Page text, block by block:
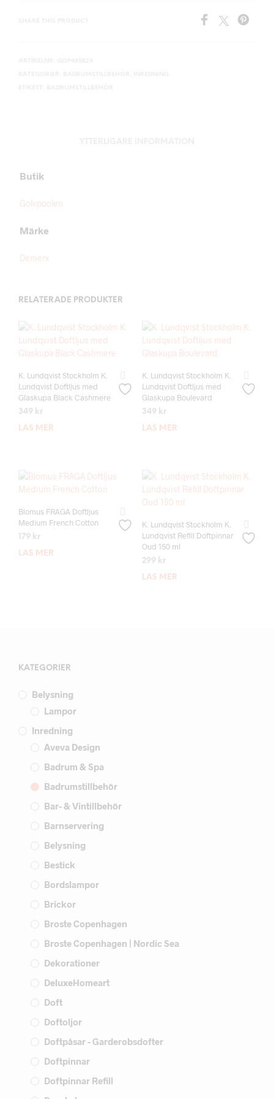
Butik
Golvpoolen
Märke
Demerx
RELATERADE PRODUKTER
K. Lundqvist Stockholm K.
Lundqvist Doftljus med
Glaskupa Black Cashmere
349 kr
LÄS MER
K. Lundqvist Stockholm K.
Lundqvist Doftljus med
Glaskupa Boulevard
349 kr
LÄS MER
Blomus FRAGA Doftljus
Medium French Cotton
179 kr
LÄS MER
K. Lundqvist Stockholm K.
Lundqvist Refill Doftpinnar
Oud 150 ml
299 kr
LÄS MER
KATEGORIER
Belysning
Lampor
Inredning
Aveva Design
Badrum & Spa
Badrumstillbehör
Bar- & Vintillbehör
Barnservering
Belysning
Bestick
Bordslampor
Brickor
Broste Copenhagen
Broste Copenhagen | Nordic Sea
Dekorationer
DeluxeHomeart
Doft
Doftoljor
Doftpåsar - Garderobsdofter
Doftpinnar
Doftpinnar Refill